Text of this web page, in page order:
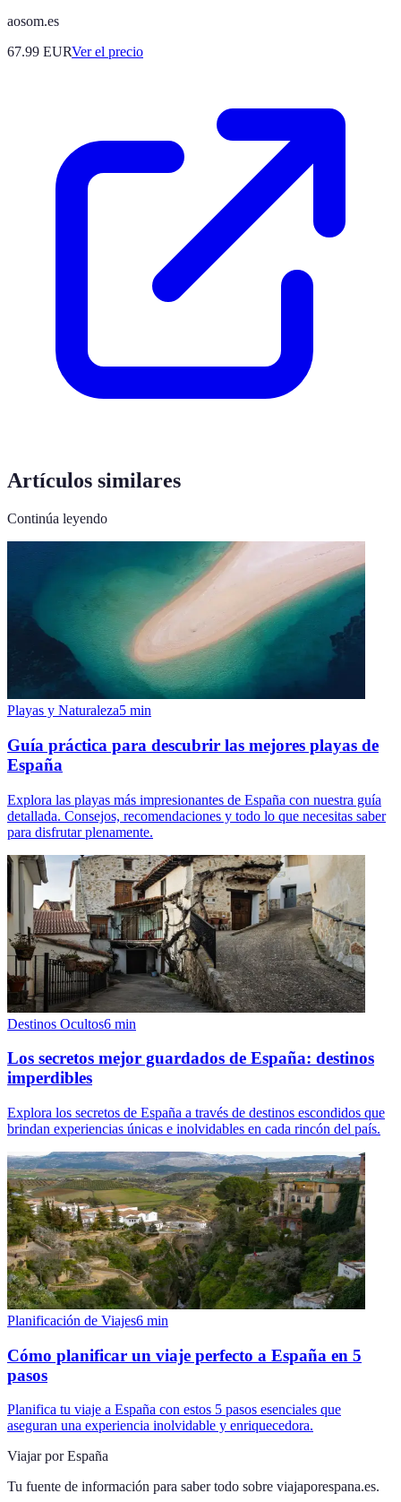
aosom.es
67.99 EURVer el precio
Artículos similares
Continúa leyendo
Playas y Naturaleza5 min
Guía práctica para descubrir las mejores playas de
España
Explora las playas más impresionantes de España con nuestra guía
detallada. Consejos, recomendaciones y todo lo que necesitas saber
para disfrutar plenamente.
Destinos Ocultos6 min
Los secretos mejor guardados de España: destinos
imperdibles
Explora los secretos de España a través de destinos escondidos que
brindan experiencias únicas e inolvidables en cada rincón del país.
Planificación de Viajes6 min
Cómo planificar un viaje perfecto a España en 5
pasos
Planifica tu viaje a España con estos 5 pasos esenciales que
aseguran una experiencia inolvidable y enriquecedora.
Viajar por España
Tu fuente de información para saber todo sobre viajaporespana.es.